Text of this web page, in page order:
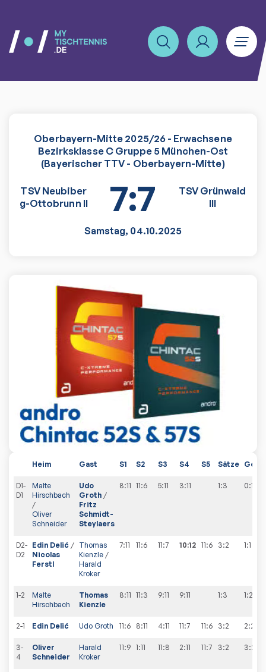
Oberbayern-Mitte 2025/26 - Erwachsene
Bezirksklasse C Gruppe 5 München-Ost
(Bayerischer TTV - Oberbayern-Mitte)
TSV Neubiber
g-Ottobrunn II
7:7
TSV Grünwald
III
Samstag, 04.10.2025
Heim Gast S1 S2 S3 S4 S5 Sätze
D1-
D1
Malte
Hirschbach
/
Oliver
Schneider
Udo
Groth /
Fritz
Schmidt-
Steylaers
8:11 11:6 5:11 3:11 1:3 0:1
D2-
D2
Edin Delić /
Nicolas
Ferstl
Thomas
Kienzle /
Harald
Kroker
7:11 11:6 11:7 10:12 11:6 3:2 1:1
1-2
Malte
Hirschbach
Thomas
Kienzle
8:11 11:3 9:11 9:11 1:3 1:2
2-1 Edin Delić Udo Groth 11:6 8:11 4:11 11:7 11:6 3:2 2:2
3-
4
Oliver
Schneider
Harald
Kroker
11:9 1:11 11:8 2:11 11:7 3:2 3:2